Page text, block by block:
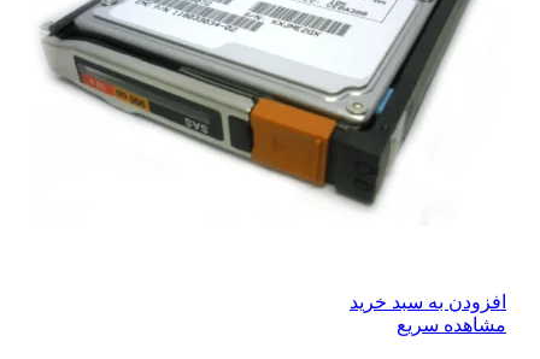
افزودن به سبد خرید
مشاهده سریع